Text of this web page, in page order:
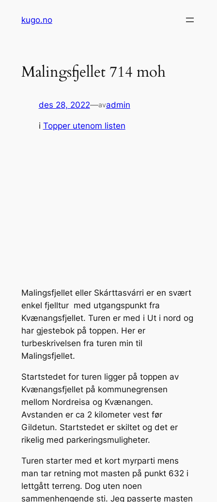
kugo.no
Malingsfjellet 714 moh
des 28, 2022—avadmin
i Topper utenom listen
Malingsfjellet eller Skárttasvárri er en svært
enkel fjelltur med utgangspunkt fra
Kvænangsfjellet. Turen er med i Ut i nord og
har gjestebok på toppen. Her er
turbeskrivelsen fra turen min til
Malingsfjellet.
Startstedet for turen ligger på toppen av
Kvænangsfjellet på kommunegrensen
mellom Nordreisa og Kvænangen.
Avstanden er ca 2 kilometer vest før
Gildetun. Startstedet er skiltet og det er
rikelig med parkeringsmuligheter.
Turen starter med et kort myrparti mens
man tar retning mot masten på punkt 632 i
lettgått terreng. Dog uten noen
sammenhengende sti. Jeg passerte masten